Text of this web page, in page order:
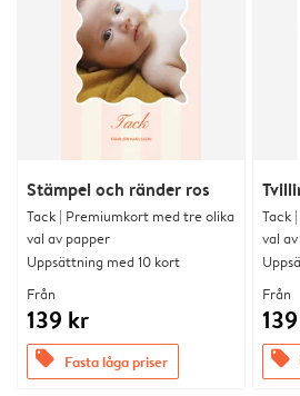
Stämpel och ränder ros
Tack | Premiumkort med tre olika
val av papper
Uppsättning med 10 kort
Från
139 kr
offers Fasta låga priser
Tack
val
Från
offers